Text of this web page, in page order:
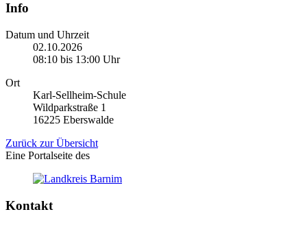
Info
Datum und Uhrzeit
02.10.2026
08:10 bis 13:00 Uhr
Ort
Karl-Sellheim-Schule
Wildparkstraße 1
16225 Eberswalde
Zurück zur Übersicht
Eine Portalseite des
Kontakt